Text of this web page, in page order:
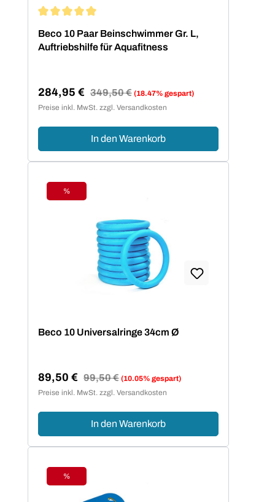
Beco 10 Paar Beinschwimmer Gr. L,
Auftriebshilfe für Aquafitness
Verkaufspreis:
284,95 € Regulärer Preis:
349,50 € (18.47% gespart)
Preise inkl. MwSt. zzgl. Versandkosten
In den Warenkorb
Rabatt
%
Beco 10 Universalringe 34cm Ø
Verkaufspreis:
89,50 € Regulärer Preis:
99,50 € (10.05% gespart)
Preise inkl. MwSt. zzgl. Versandkosten
In den Warenkorb
Rabatt
%